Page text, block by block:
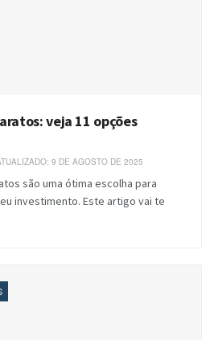
veja 11 opções
9 DE AGOSTO DE 2025
são uma ótima escolha para
investimento. Este artigo vai te